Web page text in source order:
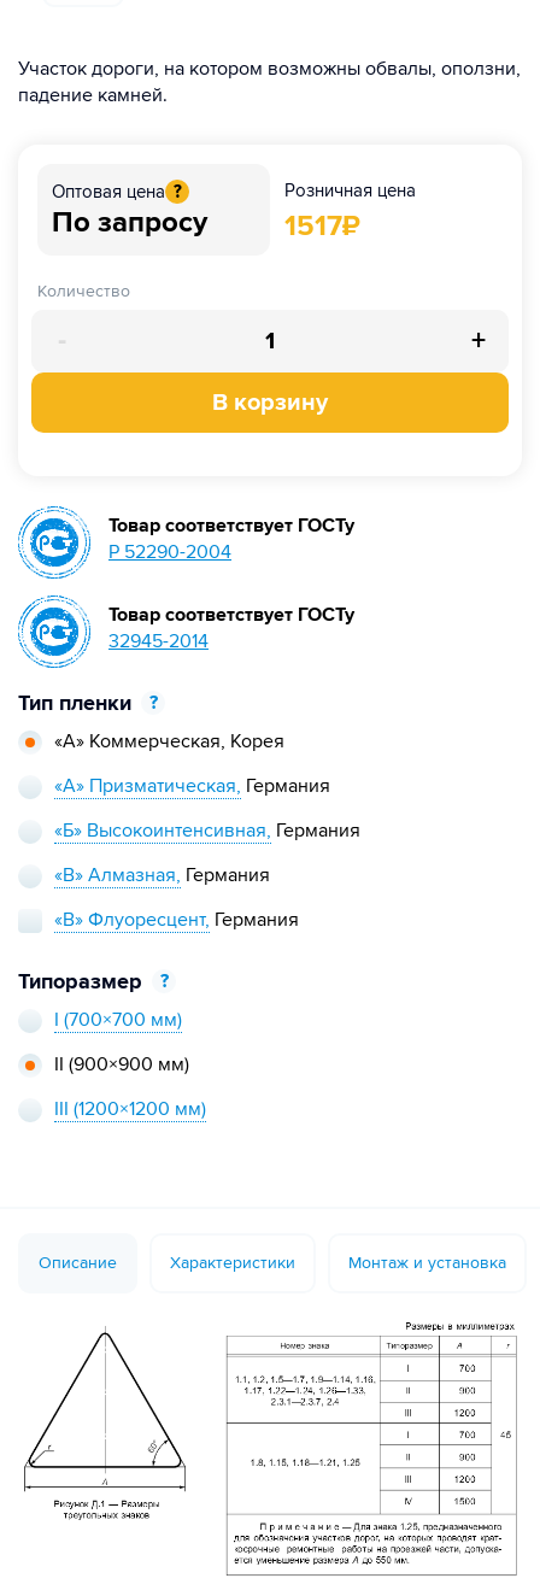
Участок дороги, на котором возможны обвалы, оползни,
падение камней.
Оптовая цена ?
По запросу
Розничная цена
1517₽
Количество
- +
В корзину
Тип пленки
?
«А» Коммерческая, Корея
«А» Призматическая, Германия
«Б» Высокоинтенсивная, Германия
«В» Алмазная, Германия
«В» Флуоресцент, Германия
Типоразмер
?
I (700×700 мм)
II (900×900 мм)
III (1200×1200 мм)
Товар соответствует ГОСТу
Р 52290-2004
Товар соответствует ГОСТу
32945-2014
Описание Характеристики Монтаж и установка